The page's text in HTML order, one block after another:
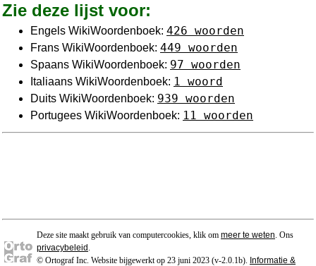
Zie deze lijst voor:
Engels WikiWoordenboek: 426 woorden
Frans WikiWoordenboek: 449 woorden
Spaans WikiWoordenboek: 97 woorden
Italiaans WikiWoordenboek: 1 woord
Duits WikiWoordenboek: 939 woorden
Portugees WikiWoordenboek: 11 woorden
Deze site maakt gebruik van computercookies, klik om meer te weten. Ons
privacybeleid .
© Ortograf Inc. Website bijgewerkt op 23 juni 2023 (v-2.0.1b). Informatie &